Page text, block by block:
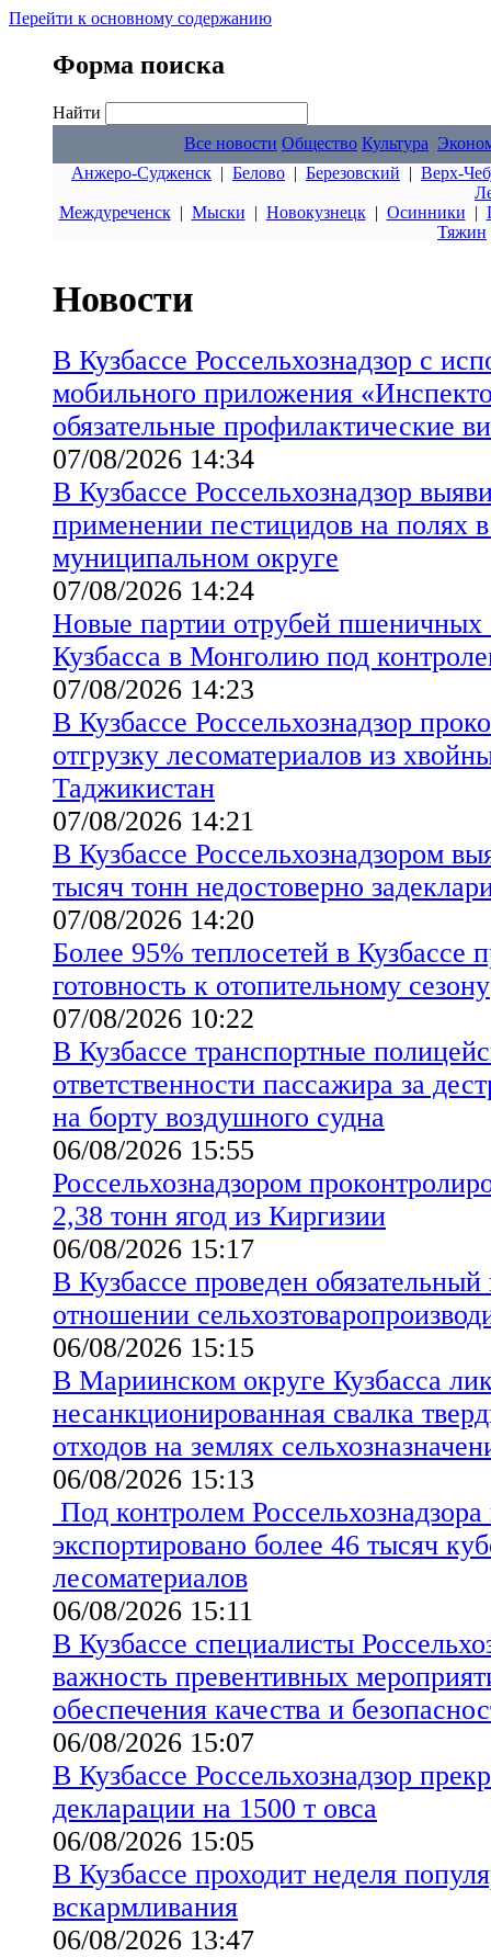
Перейти к основному содержанию
Форма поиска
Найти
Все новости Общество Культура
Анжеро-Судженск | Белово | Березовский | Верх-
Междуреченск| Мыски | Новокузнецк| Осинники |
Тяжин
Новости
В Кузбассе Россельхознадзор с
мобильного приложения
обязательные профилактические
07/08/2026 14:34
В Кузбассе Россельхознадзор
применении пестицидов на полях
муниципальном округе
07/08/2026 14:24
Новые партии отрубей пшеничных
Кузбасса в Монголию под
07/08/2026 14:23
В Кузбассе Россельхознадзор
отгрузку лесоматериалов из
Таджикистан
07/08/2026 14:21
В Кузбассе Россельхознадзором
тысяч тонн недостоверно
07/08/2026 14:20
Более 95% теплосетей в Кузбассе
готовность к отопительному сезону
07/08/2026 10:22
В Кузбассе транспортные
ответственности пассажира за
на борту воздушного судна
06/08/2026 15:55
Россельхознадзором
2,38 тонн ягод из Киргизии
06/08/2026 15:17
В Кузбассе проведен
отношении
06/08/2026 15:15
В Мариинском округе Кузбасса
несанкционированная свалка
отходов на землях
06/08/2026 15:13
Под контролем Россельхознадзора
экспортировано более 46 тысяч
лесоматериалов
06/08/2026 15:11
В Кузбассе специалисты
важность превентивных
обеспечения качества и
06/08/2026 15:07
В Кузбассе Россельхознадзор
декларации на 1500 т овса
06/08/2026 15:05
В Кузбассе проходит неделя
вскармливания
06/08/2026 13:47